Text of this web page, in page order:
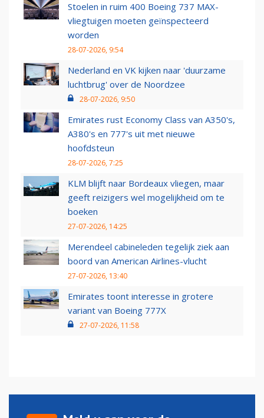
Stoelen in ruim 400 Boeing 737 MAX-
vliegtuigen moeten geïnspecteerd
worden
28-07-2026, 9:54
Nederland en VK kijken naar 'duurzame
luchtbrug' over de Noordzee
28-07-2026, 9:50
Emirates rust Economy Class van A350's,
A380's en 777's uit met nieuwe
hoofdsteun
28-07-2026, 7:25
KLM blijft naar Bordeaux vliegen, maar
geeft reizigers wel mogelijkheid om te
boeken
27-07-2026, 14:25
Merendeel cabineleden tegelijk ziek aan
boord van American Airlines-vlucht
27-07-2026, 13:40
Emirates toont interesse in grotere
variant van Boeing 777X
27-07-2026, 11:58